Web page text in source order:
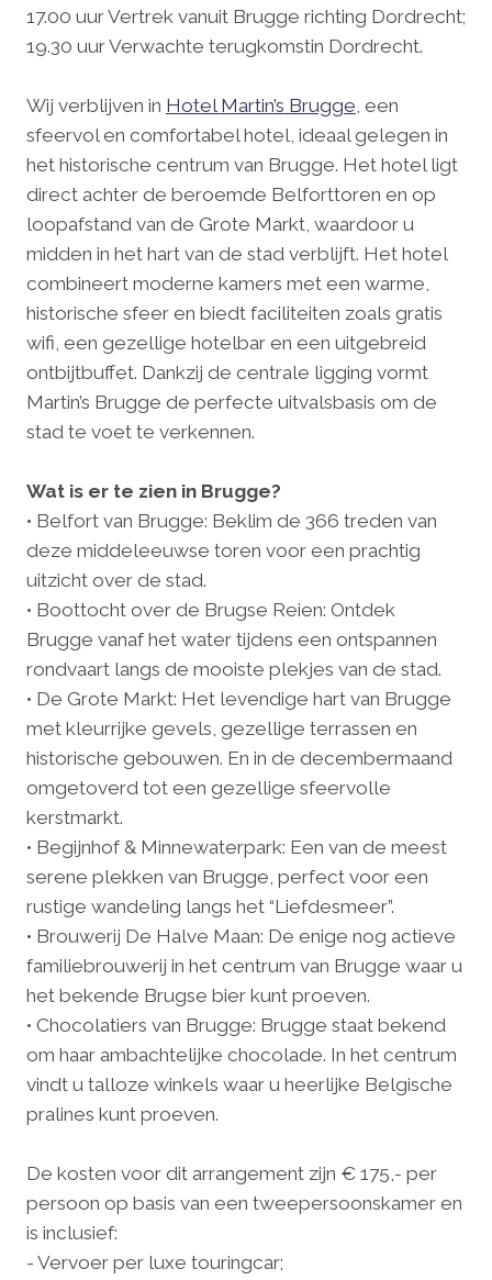
17.00 uur Vertrek vanuit Brugge richting Dordrecht;
19.30 uur Verwachte terugkomstin Dordrecht.
Wij verblijven in Hotel Martin’s Brugge, een
sfeervol en comfortabel hotel, ideaal gelegen in
het historische centrum van Brugge. Het hotel ligt
direct achter de beroemde Belforttoren en op
loopafstand van de Grote Markt, waardoor u
midden in het hart van de stad verblijft. Het hotel
combineert moderne kamers met een warme,
historische sfeer en biedt faciliteiten zoals gratis
wifi, een gezellige hotelbar en een uitgebreid
ontbijtbuffet. Dankzij de centrale ligging vormt
Martin’s Brugge de perfecte uitvalsbasis om de
stad te voet te verkennen.
Wat is er te zien in Brugge?
• Belfort van Brugge: Beklim de 366 treden van
deze middeleeuwse toren voor een prachtig
uitzicht over de stad.
• Boottocht over de Brugse Reien: Ontdek
Brugge vanaf het water tijdens een ontspannen
rondvaart langs de mooiste plekjes van de stad.
• De Grote Markt: Het levendige hart van Brugge
met kleurrijke gevels, gezellige terrassen en
historische gebouwen. En in de decembermaand
omgetoverd tot een gezellige sfeervolle
kerstmarkt.
• Begijnhof & Minnewaterpark: Een van de meest
serene plekken van Brugge, perfect voor een
rustige wandeling langs het “Liefdesmeer”.
• Brouwerij De Halve Maan: De enige nog actieve
familiebrouwerij in het centrum van Brugge waar u
het bekende Brugse bier kunt proeven.
• Chocolatiers van Brugge: Brugge staat bekend
om haar ambachtelijke chocolade. In het centrum
vindt u talloze winkels waar u heerlijke Belgische
pralines kunt proeven.
De kosten voor dit arrangement zijn € 175,- per
persoon op basis van een tweepersoonskamer en
is inclusief:
- Vervoer per luxe touringcar;